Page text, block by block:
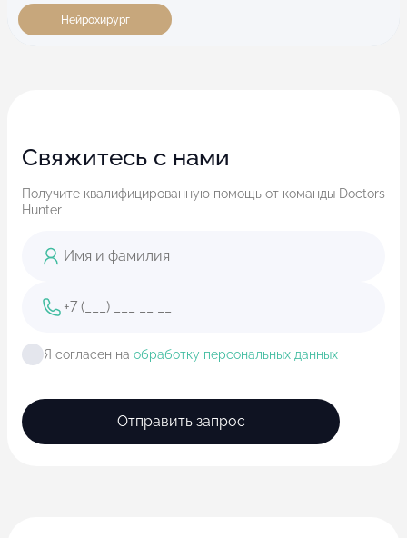
Нейрохирург
Свяжитесь с нами
Получите квалифицированную помощь от команды Doctors
Hunter
Я согласен на обработку персональных данных
Отправить запрос